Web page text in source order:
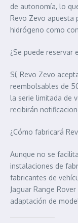
de autonomía, lo
Revo Zevo apuesta
hidrógeno como
¿Se puede reservar
Sí, Revo Zevo
reembolsables de
la serie limitada de
recibirán
¿Cómo fabricará
Aunque no se
instalaciones de
fabricantes de
Jaguar Range
adaptación de